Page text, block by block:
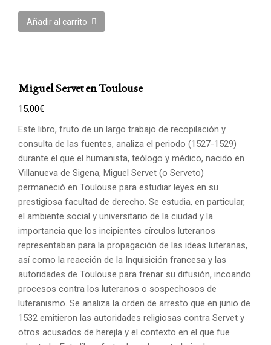
Añadir al carrito
Miguel Servet en Toulouse
15,00€
Este libro, fruto de un largo trabajo de recopilación y
consulta de las fuentes, analiza el periodo (1527-1529)
durante el que el humanista, teólogo y médico, nacido en
Villanueva de Sigena, Miguel Servet (o Serveto)
permaneció en Toulouse para estudiar leyes en su
prestigiosa facultad de derecho. Se estudia, en particular,
el ambiente social y universitario de la ciudad y la
importancia que los incipientes círculos luteranos
representaban para la propagación de las ideas luteranas,
así como la reacción de la Inquisición francesa y las
autoridades de Toulouse para frenar su difusión, incoando
procesos contra los luteranos o sospechosos de
luteranismo. Se analiza la orden de arresto que en junio de
1532 emitieron las autoridades religiosas contra Servet y
otros acusados de herejía y el contexto en el que fue